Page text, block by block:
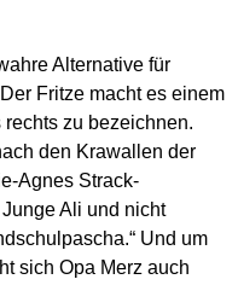
Alternative für
Fritze macht es einem
zu bezeichnen.
den Krawallen der
Agnes Strack-
Ali und nicht
Und um
sich Opa Merz auch